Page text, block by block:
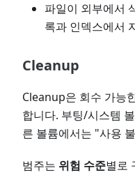
파일이 외부에서
록과 인덱스에서
Cleanup
Cleanup은 회수 가능
합니다. 부팅/시스템
른 볼륨에서는 "사용
범주는 위험 수준별로